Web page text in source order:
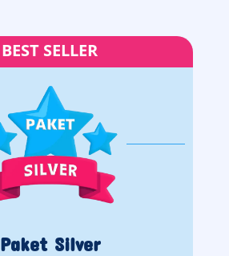
BEST SELLER
Paket Silver